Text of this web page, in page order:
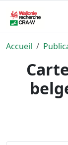
Accueil